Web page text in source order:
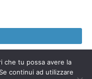
che tu possa avere la
continui ad utilizzare